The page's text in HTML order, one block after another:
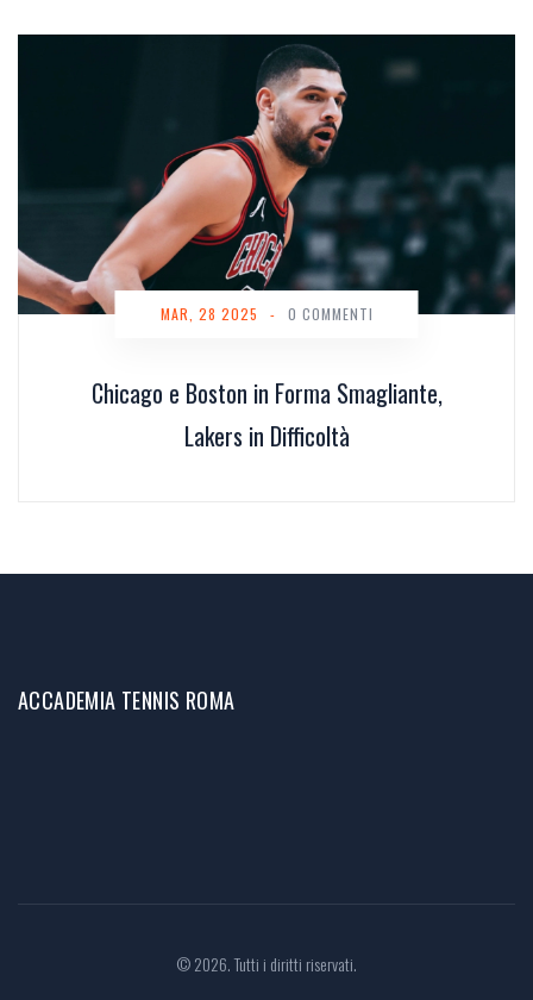
Chicago e Boston in Forma Smagliante,
Lakers in Difficoltà
MAR, 28 2025 - 0 COMMENTI
ACCADEMIA TENNIS ROMA
© 2026. Tutti i diritti riservati.